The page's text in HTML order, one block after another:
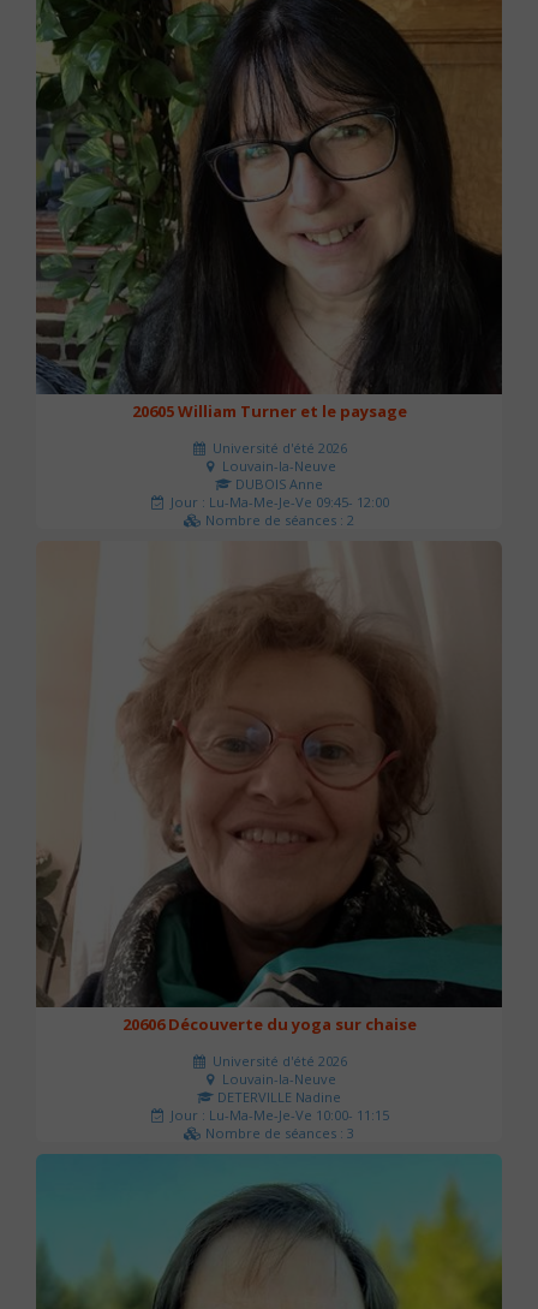
20605 William Turner et le paysage
Université d'été 2026
Louvain-la-Neuve
DUBOIS Anne
Jour : Lu-Ma-Me-Je-Ve 09:45- 12:00
Nombre de séances : 2
20606 Découverte du yoga sur chaise
Université d'été 2026
Louvain-la-Neuve
DETERVILLE Nadine
Jour : Lu-Ma-Me-Je-Ve 10:00- 11:15
Nombre de séances : 3
30 €